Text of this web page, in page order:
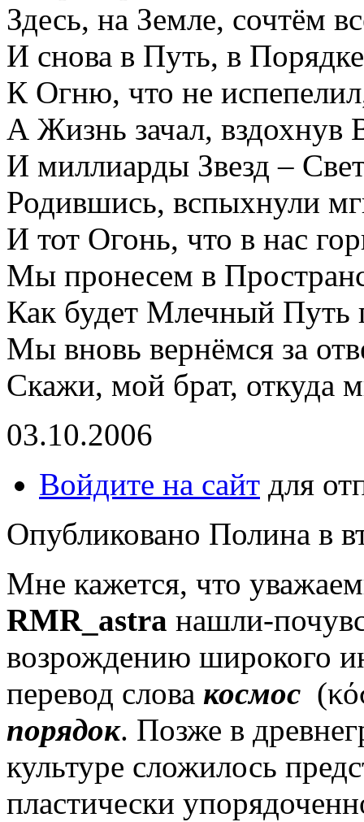
Здесь, на Земле, сочтём
И снова в Путь, в
К Огню, что не
А Жизнь зачал,
И миллиарды Звезд –
Родившись, вспыхнули
И тот Огонь, что в нас
Мы пронесем в
Как будет Млечный Путь
Мы вновь вернёмся за
Скажи, мой брат, откуда
03.10.2006
Войдите на сайт для
Опубликовано Полина в
Мне кажется, что
RMR_astra нашли-
возрождению широкого
перевод слова космос
порядок. Позже в
культуре сложилось
пластически